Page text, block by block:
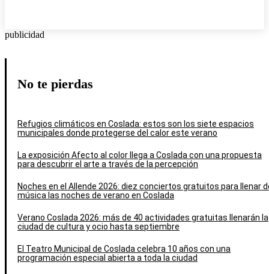
publicidad
No te pierdas
Refugios climáticos en Coslada: estos son los siete espacios
municipales donde protegerse del calor este verano
La exposición Afecto al color llega a Coslada con una propuesta
para descubrir el arte a través de la percepción
Noches en el Allende 2026: diez conciertos gratuitos para llenar
música las noches de verano en Coslada
Verano Coslada 2026: más de 40 actividades gratuitas llenarán la
ciudad de cultura y ocio hasta septiembre
El Teatro Municipal de Coslada celebra 10 años con una
programación especial abierta a toda la ciudad